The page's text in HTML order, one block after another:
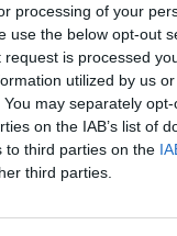
processing of your
use the below opt-out
is processed
utilized by us
may separately
on the IAB’s list of
to third parties on the
third parties.
τι θέλει. Έχει
μένει είναι
προσοχή. Αυτό
που οι